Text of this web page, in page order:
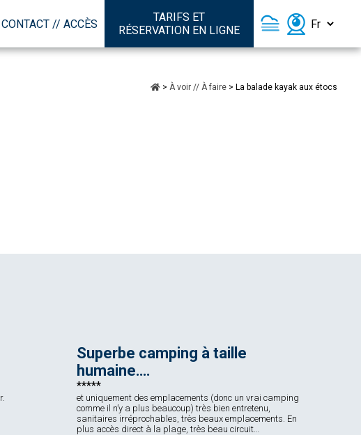
CONTACT // ACCÈS
TARIFS ET
RÉSERVATION EN LIGNE
>À voir // À faire > La balade kayak aux étocs
Superbe camping à taille
humaine….
et uniquement des emplacements (donc un vrai camping
comme il n’y a plus beaucoup) très bien entretenu,
sanitaires irréprochables, très beaux emplacements. En
plus accès direct à la plage, très beau circuit…